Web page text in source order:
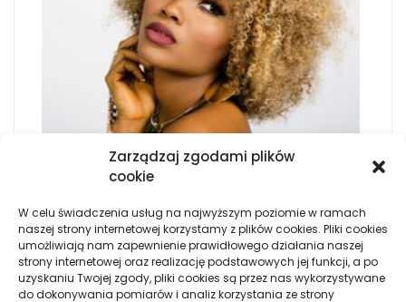
Zarządzaj zgodami plików
cookie
W celu świadczenia usług na najwyższym poziomie w ramach
naszej strony internetowej korzystamy z plików cookies. Pliki cookies
umożliwiają nam zapewnienie prawidłowego działania naszej
strony internetowej oraz realizację podstawowych jej funkcji, a po
uzyskaniu Twojej zgody, pliki cookies są przez nas wykorzystywane
do dokonywania pomiarów i analiz korzystania ze strony
Z PRAWDZIWEGO JEDWABIU
ZA CO ODPOWIADA SPECJALIZACJA
GEODEZYJNA?